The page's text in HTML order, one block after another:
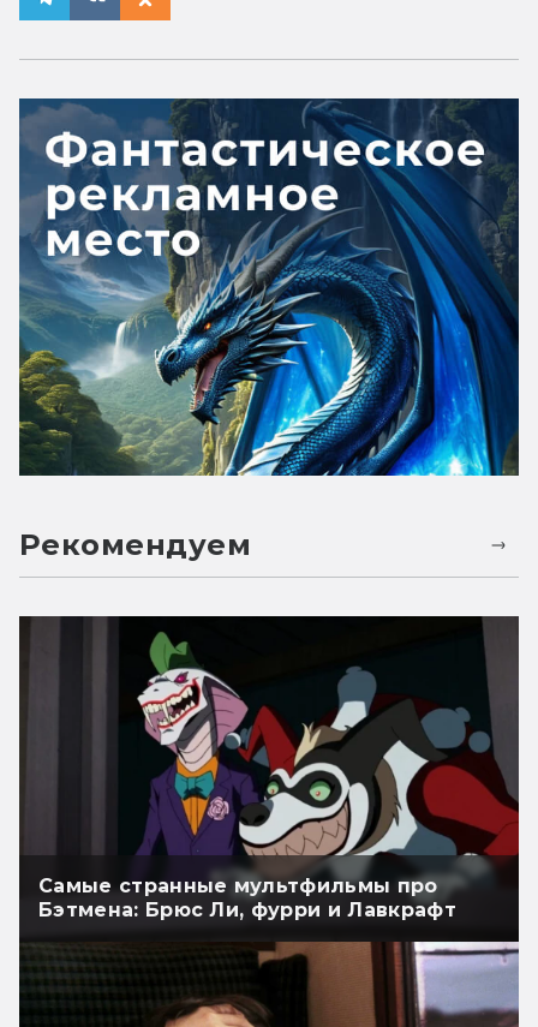
Рекомендуем
Самые странные мультфильмы про
Бэтмена: Брюс Ли, фурри и Лавкрафт